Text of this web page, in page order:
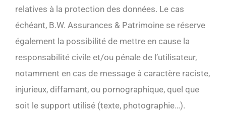
relatives à la protection des données. Le cas
échéant, B.W. Assurances & Patrimoine se réserve
également la possibilité de mettre en cause la
responsabilité civile et/ou pénale de l’utilisateur,
notamment en cas de message à caractère raciste,
injurieux, diffamant, ou pornographique, quel que
soit le support utilisé (texte, photographie…).